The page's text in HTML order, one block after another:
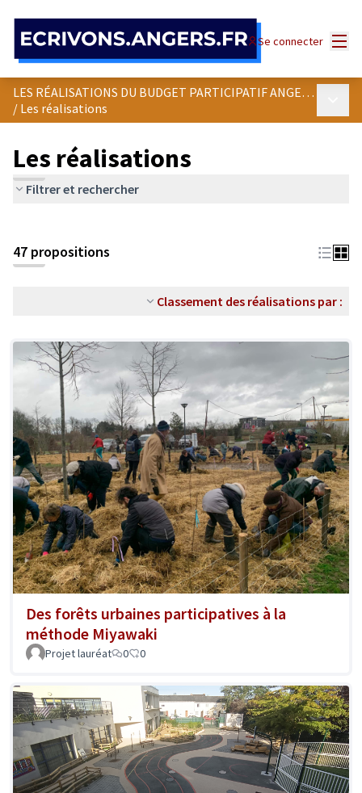
Se connecter
LES RÉALISATIONS DU BUDGET PARTICIPATIF ANGEVIN
/ Les réalisations
Les réalisations
Filtrer et rechercher
47 propositions
Classement des réalisations par :
Des forêts urbaines participatives à la
méthode Miyawaki
Projet lauréat 0 0